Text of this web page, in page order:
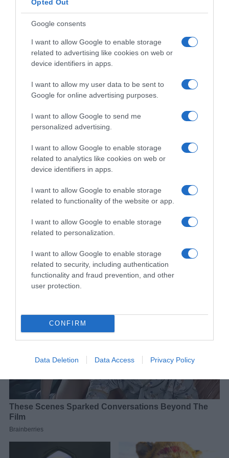
Opted Out
Google consents
I want to allow Google to enable storage
related to advertising like cookies on web or
device identifiers in apps.
I want to allow my user data to be sent to
Google for online advertising purposes.
I want to allow Google to send me
personalized advertising.
I want to allow Google to enable storage
related to analytics like cookies on web or
device identifiers in apps.
I want to allow Google to enable storage
related to functionality of the website or app.
I want to allow Google to enable storage
related to personalization.
I want to allow Google to enable storage
related to security, including authentication
functionality and fraud prevention, and other
user protection.
CONFIRM
Data Deletion Data Access Privacy Policy
način, možda je najbolje distancirati se od nje.
Najbolji način da „spustite“ nekoga tko je
grub jest da mu pokažete što znači biti bolja osoba. Vaš karakter i
dostojanstvo govore više od bilo kakvih riječi. Ljudi s vremenom
vas drugi više cijeniti zbog vaše smirenosti i integriteta.
Kao što je rekao Konfucije: „Ponašajte se prema svima ljubazno i
s poštovanjem, čak i prema onima koji su grubi prema vama. Ne
Sljedeći put kada se suočite s nekim tko se ponaša loše, sjetite se
ovih savjeta. Ne morate se spuštati na njihov nivo da biste ih
„spustili na zemlju“. Prava pobjeda dolazi iz vaše unutarnje
snage, dostojanstva i smirenosti.
odmorimozak.com